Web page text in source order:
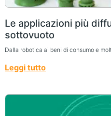
Le applicazioni più
sottovuoto
Dalla robotica ai beni di consumo e
Leggi tutto